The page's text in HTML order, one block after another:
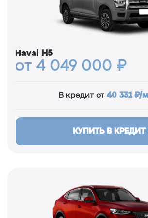
Haval H5
от 4 049 000 ₽
В кредит от 40 331 ₽/
КУПИТЬ В КРЕДИТ